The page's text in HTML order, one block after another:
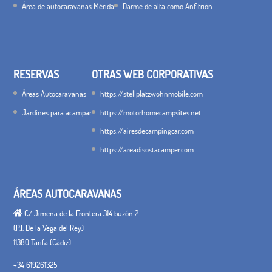
Área de autocaravanas Mérida
Darme de alta como Anfitrión
RESERVAS
Áreas Autocaravanas
Jardines para acampar
OTRAS WEB CORPORATIVAS
https://stellplatzwohnmobile.com
https://motorhomecampsites.net
https://airesdecampingcar.com
https://areadisostacamper.com
ÁREAS AUTOCARAVANAS
C/ Jimena de la Frontera 314 buzón 2
(P.I. De la Vega del Rey)
11380 Tarifa (Cádiz)
+34 619261325